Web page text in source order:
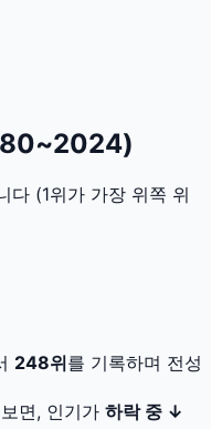
다 (1위가 가장 위쪽 위
248위를 기록하며 전성
면, 인기가 하락 중 ↓